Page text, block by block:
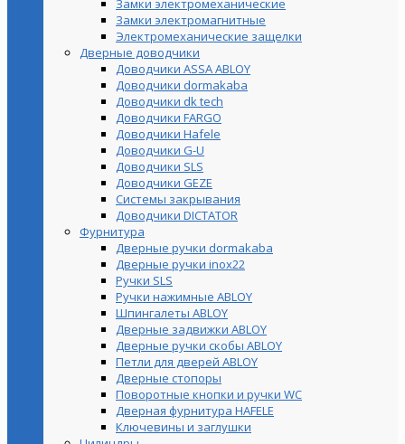
Замки электромагнитные
Электромеханические защелки
Дверные доводчики
Доводчики ASSA ABLOY
Доводчики dormakaba
Доводчики dk tech
Доводчики FARGO
Доводчики Hafele
Доводчики G-U
Доводчики SLS
Доводчики GEZE
Cистемы закрывания
Доводчики DICTATOR
Фурнитура
Дверные ручки dormakaba
Дверные ручки inox22
Ручки SLS
Ручки нажимные ABLOY
Шпингалеты ABLOY
Дверные задвижки ABLOY
Дверные ручки скобы ABLOY
Петли для дверей ABLOY
Дверные стопоры
Поворотные кнопки и ручки WC
Дверная фурнитура HAFELE
Ключевины и заглушки